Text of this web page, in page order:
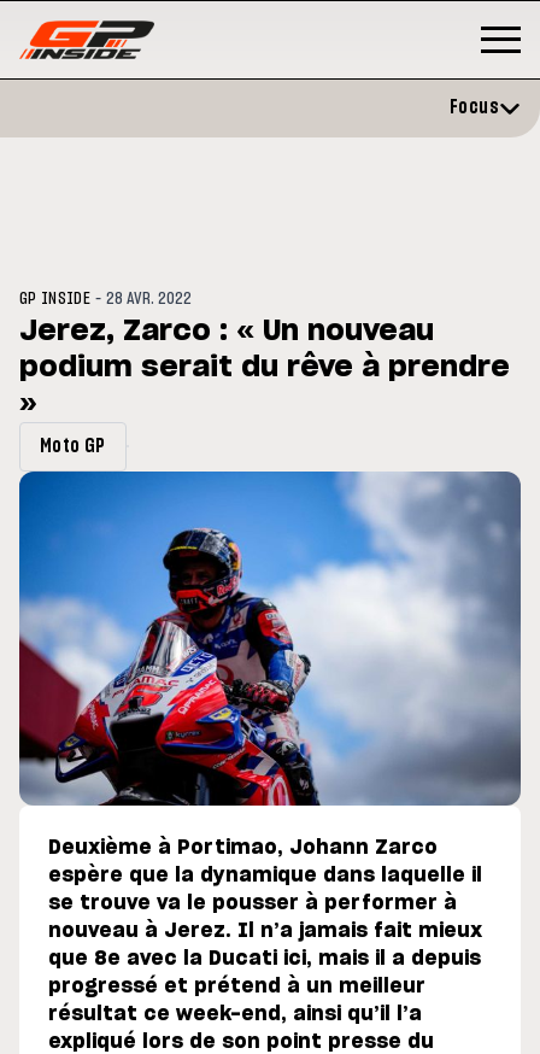
: Horaires et
du GP de Grande-
MOTO GP
Focus
GP INSIDE -28 AVR. 2022
Jerez, Zarco : « Un nouveau
podium serait du rêve à prendre
»
Moto GP
Deuxième à Portimao, Johann Zarco
espère que la dynamique dans laquelle il
se trouve va le pousser à performer à
nouveau à Jerez. Il n’a jamais fait mieux
que 8e avec la Ducati ici, mais il a depuis
progressé et prétend à un meilleur
résultat ce week-end, ainsi qu’il l’a
expliqué lors de son point presse du